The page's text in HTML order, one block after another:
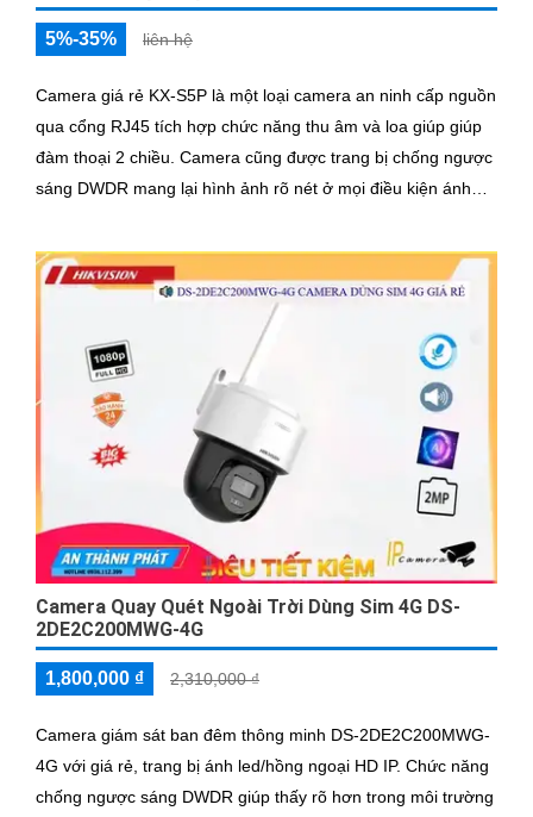
5%-35% liên hệ
Camera giá rẻ KX-S5P là một loại camera an ninh cấp nguồn
qua cổng RJ45 tích hợp chức năng thu âm và loa giúp giúp
đàm thoại 2 chiều. Camera cũng được trang bị chống ngược
sáng DWDR mang lại hình ảnh rõ nét ở mọi điều kiện ánh
Camera Quay Quét Ngoài Trời Dùng Sim 4G DS-
2DE2C200MWG-4G
1,800,000 ₫ 2,310,000 ₫
Camera giám sát ban đêm thông minh DS-2DE2C200MWG-
4G với giá rẻ, trang bị ánh led/hồng ngoại HD IP. Chức năng
chống ngược sáng DWDR giúp thấy rõ hơn trong môi trường